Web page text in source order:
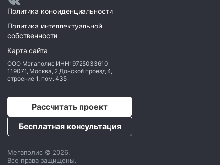
Политика конфиденциальности
Политика интеллектуальной
собственности
Карта сайта
ООО Мегаполис ИНН: 9725033610
119071, Москва, 2 Донской проезд 4,
строение 1, пом. 435
Рассчитать проект
Бесплатная консультация
Мегаполис © 2026.
Все права защищены.